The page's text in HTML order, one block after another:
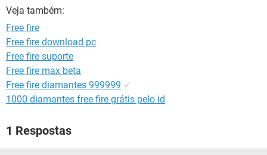
Veja também:
Free fire
Free fire download pc
Free fire suporte
Free fire max beta
Free fire diamantes 999999 ✓
1000 diamantes free fire grátis pelo id
1 Respostas